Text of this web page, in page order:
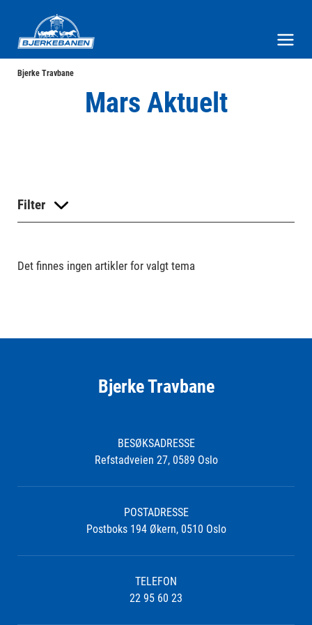
Bjerke Travbane
Mars Aktuelt
Filter
Det finnes ingen artikler for valgt tema
Bjerke Travbane
BESØKSADRESSE
Refstadveien 27, 0589 Oslo
POSTADRESSE
Postboks 194 Økern, 0510 Oslo
TELEFON
22 95 60 23